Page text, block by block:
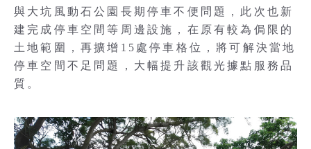
與大坑風動石公園長期停車不便問題，此次也新
建完成停車空間等周邊設施，在原有較為侷限的
土地範圍，再擴增15處停車格位，將可解決當地
停車空間不足問題，大幅提升該觀光據點服務品
質。